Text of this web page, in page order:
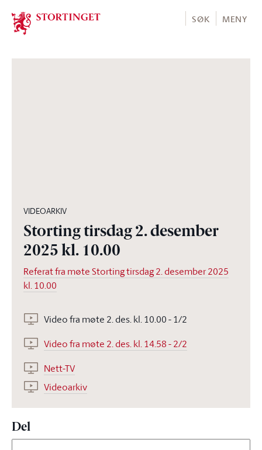
Stortinget.no
SØK MENY
VIDEOARKIV
Storting tirsdag 2. desember
2025 kl. 10.00
Referat fra møte Storting tirsdag 2. desember 2025
kl. 10.00
Video fra møte 2. des. kl. 10.00 - 1/2
Video fra møte 2. des. kl. 14.58 - 2/2
Nett-TV
Videoarkiv
Del